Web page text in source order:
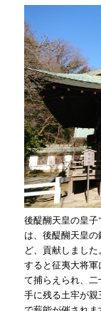
後醍醐天皇の皇
は、後醍醐天皇
ど、貢献しまし
すると征夷大将
て捕らえられ、
手に残る土牢が